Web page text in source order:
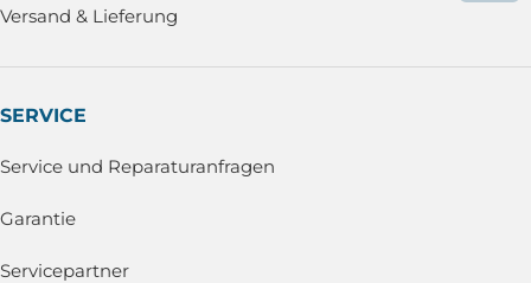
Versand & Lieferung
SERVICE
Service und Reparaturanfragen
Garantie
Servicepartner